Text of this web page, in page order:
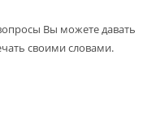
Вы можете давать
своими словами.